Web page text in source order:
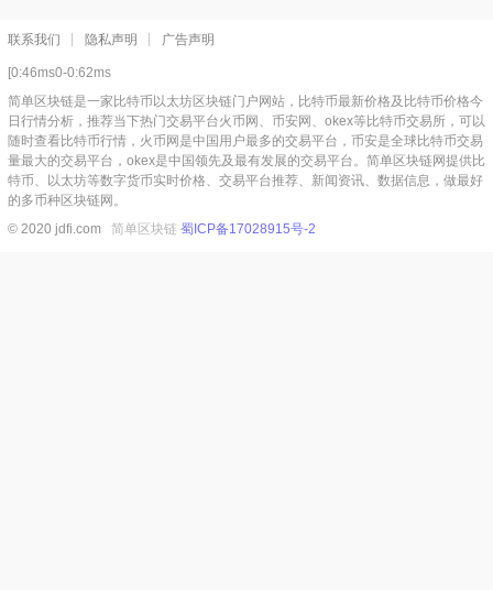
联系我们 隐私声明 广告声明
[0:46ms0-0:62ms
简单区块链是一家比特币以太坊区块链门户网站，比特币最新价格及比特币价格今
日行情分析，推荐当下热门交易平台火币网、币安网、okex等比特币交易所，可以
随时查看比特币行情，火币网是中国用户最多的交易平台，币安是全球比特币交易
量最大的交易平台，okex是中国领先及最有发展的交易平台。简单区块链网提供比
特币、以太坊等数字货币实时价格、交易平台推荐、新闻资讯、数据信息，做最好
的多币种区块链网。
© 2020 jdfi.com 简单区块链 蜀ICP备17028915号-2